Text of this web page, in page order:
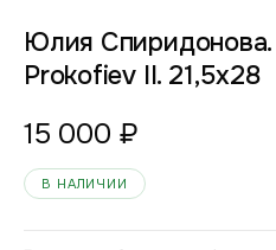
Юлия
Prokofiev II. 21,5х28
15 000 ₽
В НАЛИЧИИ